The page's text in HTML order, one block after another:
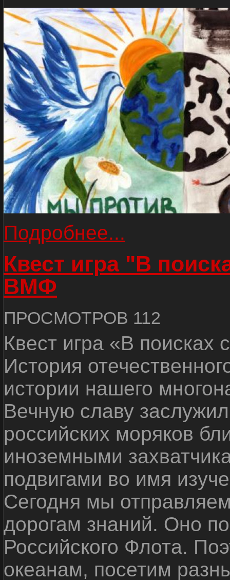
Подробнее...
Квест игра "В
ВМФ
ПРОСМОТРОВ 112
Квест игра «В
История
истории нашего
Вечную славу
российских моряков
иноземными
подвигами во имя
Сегодня мы
дорогам знаний. Оно
Российского Флота.
океанам, посетим